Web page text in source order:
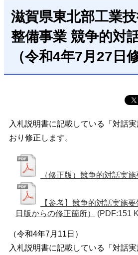
滋賀県東北部工業
整備事業 競争的対
（令和4年7月27日
入札説明書に記載している「対話
おり修正します。
（修正版）競争的対話実
【参考】競争的対話実施
日版からの修正箇所）
(PDF:151
（令和4年7月11日）
入札説明書に記載している「対話